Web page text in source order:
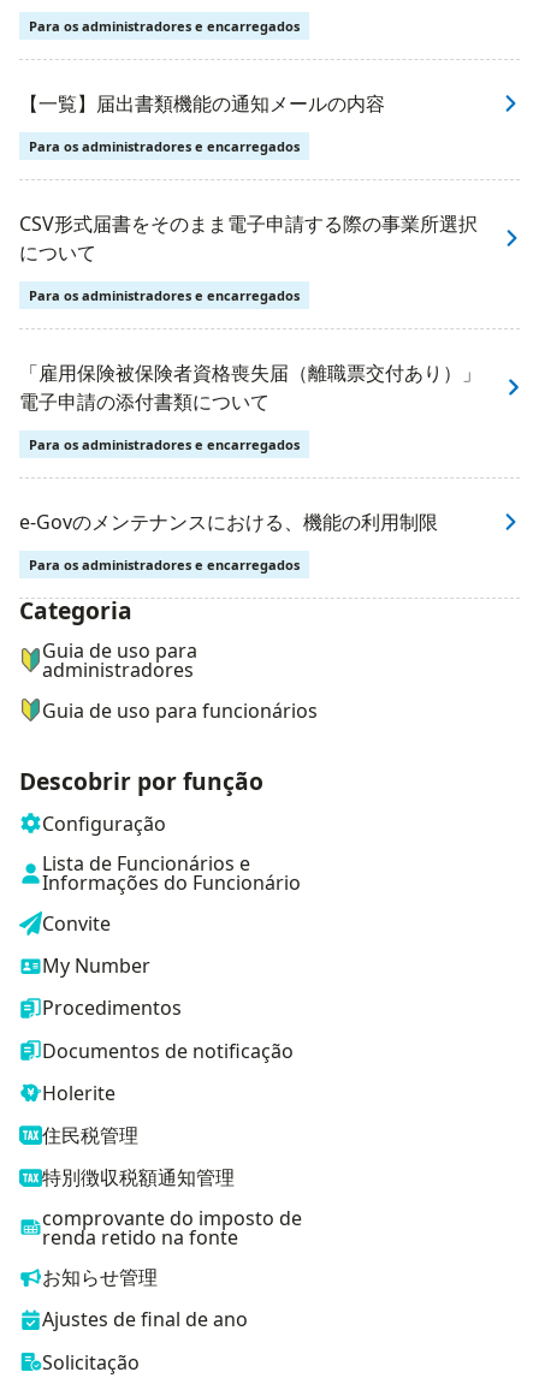
Para os administradores e encarregados
【一覧】届出書類機能の通知メールの内容
Para os administradores e encarregados
CSV形式届書をそのまま電子申請する際の事業所選択
について
Para os administradores e encarregados
「雇用保険被保険者資格喪失届（離職票交付あり）」
電子申請の添付書類について
Para os administradores e encarregados
e-Govのメンテナンスにおける、機能の利用制限
Para os administradores e encarregados
ナビゲーションメニュー
Categoria
Guia de uso para
administradores
Guia de uso para funcionários
Descobrir por função
Configuração
Lista de Funcionários e
Informações do Funcionário
Convite
My Number
Procedimentos
Documentos de notificação
Holerite
住民税管理
特別徴収税額通知管理
comprovante do imposto de
renda retido na fonte
お知らせ管理
Ajustes de final de ano
Solicitação